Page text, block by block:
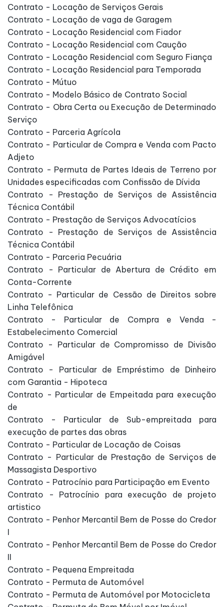
Contrato - Locação de Serviços Gerais
Contrato - Locação de vaga de Garagem
Contrato - Locação Residencial com Fiador
Contrato - Locação Residencial com Caução
Contrato - Locação Residencial com Seguro Fiança
Contrato - Locação Residencial para Temporada
Contrato - Mútuo
Contrato - Modelo Básico de Contrato Social
Contrato - Obra Certa ou Execução de Determinado
Serviço
Contrato - Parceria Agrícola
Contrato - Particular de Compra e Venda com Pacto
Adjeto
Contrato - Permuta de Partes Ideais de Terreno por
Unidades especificadas com Confissão de Dívida
Contrato - Prestação de Serviços de Assistência
Técnica Contábil
Contrato - Prestação de Serviços Advocatícios
Contrato - Prestação de Serviços de Assistência
Técnica Contábil
Contrato - Parceria Pecuária
Contrato - Particular de Abertura de Crédito em
Conta-Corrente
Contrato - Particular de Cessão de Direitos sobre
Linha Telefônica
Contrato - Particular de Compra e Venda -
Estabelecimento Comercial
Contrato - Particular de Compromisso de Divisão
Amigável
Contrato - Particular de Empréstimo de Dinheiro
com Garantia - Hipoteca
Contrato - Particular de Empeitada para execução
de
Contrato - Particular de Sub-empreitada para
execução de partes das obras
Contrato - Particular de Locação de Coisas
Contrato - Particular de Prestação de Serviços de
Massagista Desportivo
Contrato - Patrocínio para Participação em Evento
Contrato - Patrocínio para execução de projeto
artistico
Contrato - Penhor Mercantil Bem de Posse do Credor
I
Contrato - Penhor Mercantil Bem de Posse do Credor
II
Contrato - Pequena Empreitada
Contrato - Permuta de Automóvel
Contrato - Permuta de Automóvel por Motocicleta